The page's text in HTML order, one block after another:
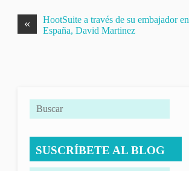
«
HootSuite a través de su embajador en
España, David Martinez
SUSCRÍBETE AL BLOG